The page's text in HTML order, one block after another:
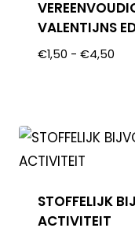
VALENTIJNS
€1,50 - €4,50
STOFFELIJK
ACTIVITEIT